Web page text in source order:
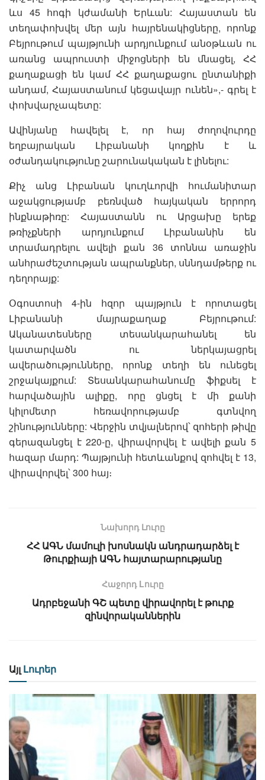
ևս 45 հոգի կժամանի Երևան: Հայաստան են
տեղափոխվել մեր այն հայրենակիցները, որոնք
Բեյրութում պայթյունի արդյունքում անօթևան ու
առանց ապրուստի միջոցների են մնացել, ՀՀ
քաղաքացի են կամ ՀՀ քաղաքացու ընտանիքի
անդամ, Հայաստանում կեցավայր ունեն»,- գրել է
փոխվարչապետը:
Ավինյանը հավելել է, որ հայ ժողովուրդը
եղբայրական Լիբանանի կողքին է և
օժանդակությունը շարունակական է լինելու:
Քիչ անց Լիբանան կուղևորվի հումանիտար
աջակցությամբ բեռնված հայկական երրորդ
ինքնաթիռը: Հայաստանն ու Արցախը երեք
թռիչքների արդյունքում Լիբանանին են
տրամադրելու ավելի քան 36 տոննա առաջին
անհրաժեշտության ապրանքներ, սննդամթերք ու
դեղորայք:
Օգոստոսի 4-ին հզոր պայթյուն է որոտացել
Լիբանանի մայրաքաղաք Բեյրութում:
Ականատեսները տեսանկարահանել են
կատարվածն ու ներկայացրել
ավերածությունները, որոնք տեղի են ունեցել
շրջակայքում: Տեսանկարահանումը ֆիքսել է
հարվածային ալիքը, որը ցնցել է մի քանի
կիլոմետր հեռավորությամբ գտնվող
շինությունները: Վերջին տվյալներով՝ զոհերի թիվը
գերազանցել է 220-ը, վիրավորվել է ավելի քան 5
հազար մարդ: Պայթյունի հետևանքով զոհվել է 13,
վիրավորվել՝ 300 հայ։
Նախորդ Լուրը
ՀՀ ԱԳՆ մամուլի խոսնակն անդրադարձել է
Թուրքիայի ԱԳՆ հայտարարությանը
Հաջորդ Lուրը
Ադրբեջանի ԳՇ պետը վիրավորել է թուրք
զինվորականներին
Այլ Լուրեր